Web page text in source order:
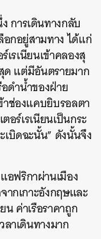
การเดินทางกลับ
อกอยู่สามทาง ได้แก่
เรเนียนเข้าคลองสุ
ด แต่มีอันตรายมาก
ดำน้ำของฝ่าย
าช่องแคบยิบรอลตา
อร์เรเนียนเป็นกระ
เบิดฉะนั้น” ดังนั้นจึง
อฟริกาผ่านเมือง
กเกาะอังกฤษและ
น ค่าเรือราคาถูก
าเดินทางมาก
EMAIL